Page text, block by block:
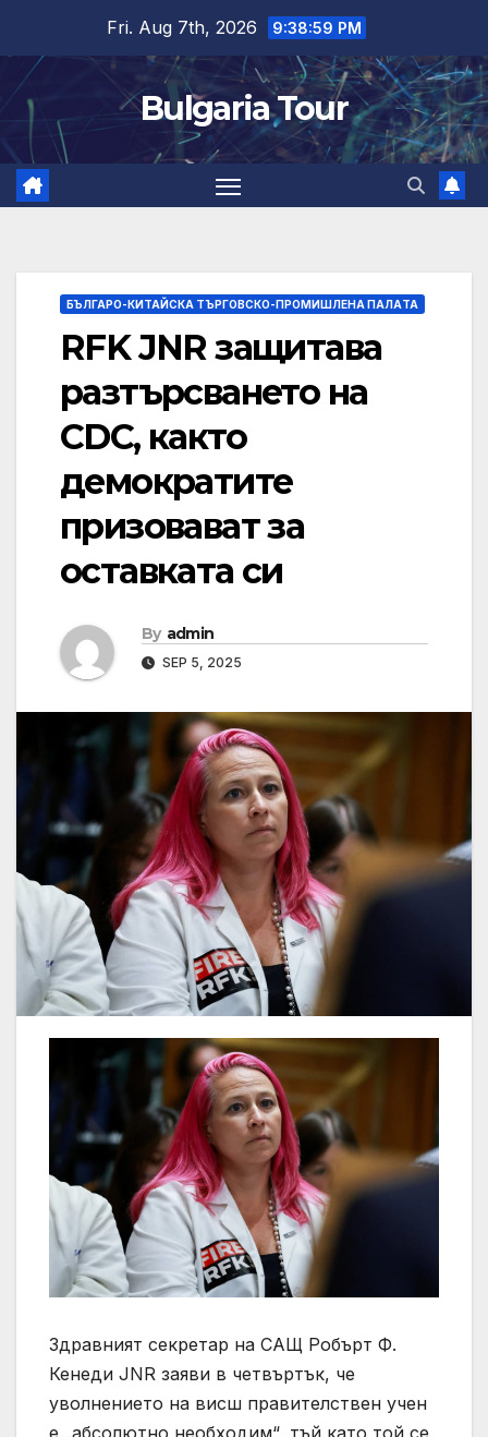
content
Fri. Aug 7th, 2026 9:39:00 PM
Bulgaria Tour
БЪЛГАРО-КИТАЙСКА ТЪРГОВСКО-ПРОМИШЛЕНА ПАЛAТА
RFK JNR защитава
разтърсването на
CDC, както
демократите
призовават за
оставката си
By admin
SEP 5, 2025
Здравният секретар на САЩ Робърт Ф.
Кенеди JNR заяви в четвъртък, че
уволнението на висш правителствен учен